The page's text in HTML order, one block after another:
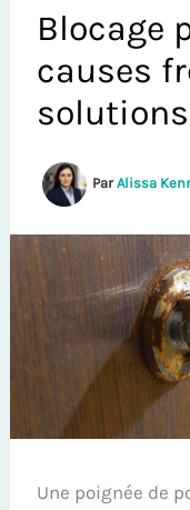
Blocage
causes
ParAlissa
Une poignée de